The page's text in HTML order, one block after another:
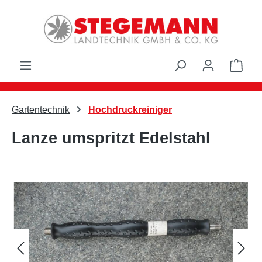
Zum Hauptinhalt springen
Gartentechnik Hochdruckreiniger
Lanze umspritzt Edelstahl
Bildergalerie überspringen